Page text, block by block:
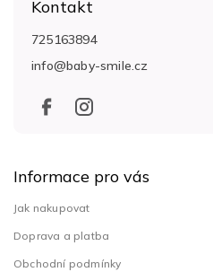
Kontakt
info@baby-smile.cz
725163894
Informace pro vás
Jak nakupovat
Doprava a platba
Obchodní podmínky